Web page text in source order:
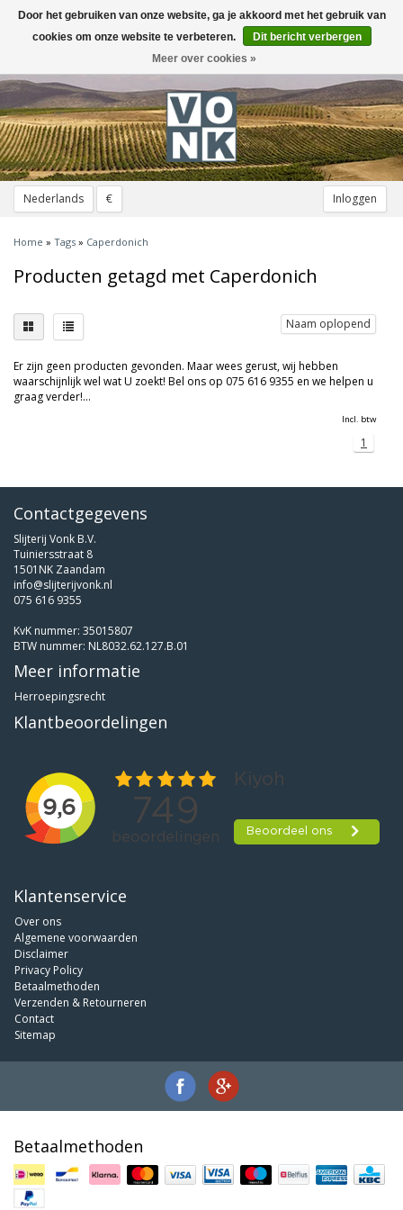
Nederlands € Inloggen
Toggle
navigation
Home » Tags » Caperdonich
Producten getagd met Caperdonich
Naam oplopend
Er zijn geen producten gevonden. Maar wees gerust, wij hebben
waarschijnlijk wel wat U zoekt! Bel ons op 075 616 9355 en we helpen u
graag verder!...
Incl. btw
1
Contactgegevens
Slijterij Vonk B.V.
Tuiniersstraat 8
1501NK Zaandam
info@slijterijvonk.nl
075 616 9355
KvK nummer: 35015807
BTW nummer: NL8032.62.127.B.01
Meer informatie
Herroepingsrecht
Klantbeoordelingen
Klantenservice
Over ons
Algemene voorwaarden
Disclaimer
Privacy Policy
Betaalmethoden
Verzenden & Retourneren
Contact
Sitemap
Betaalmethoden
Door het gebruiken van onze website, ga je akkoord met het gebruik van
cookies om onze website te verbeteren.
Dit bericht verbergen
Meer over cookies »